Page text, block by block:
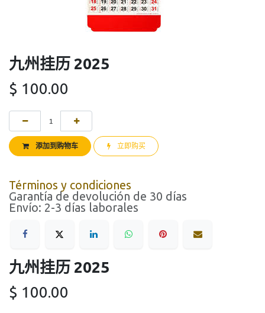
九州挂历 2025
$ 100.00
添加到购物车 立即购买
Términos y condiciones
Garantía de devolución de 30 días
Envío: 2-3 días laborales
九州挂历 2025
$ 100.00